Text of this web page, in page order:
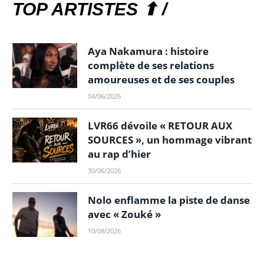
TOP ARTISTES ⬆ /
Aya Nakamura : histoire
complète de ses relations
amoureuses et de ses couples
04/06/2026
LVR66 dévoile « RETOUR AUX
SOURCES », un hommage vibrant
au rap d’hier
30/06/2026
Nolo enflamme la piste de danse
avec « Zouké »
10/08/2026